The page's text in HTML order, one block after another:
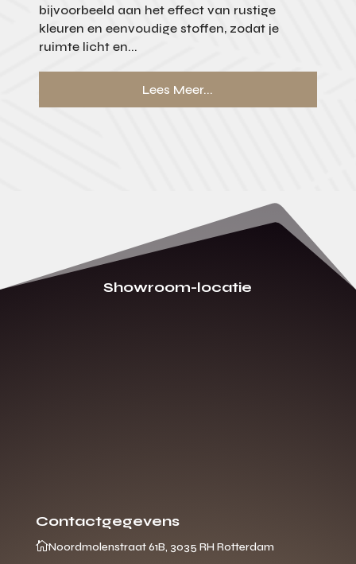
bijvoorbeeld aan het effect van rustige
kleuren en eenvoudige stoffen, zodat je
ruimte licht en...
Lees Meer...
Showroom-locatie
Contactgegevens
Noordmolenstraat 61B, 3035 RH Rotterdam